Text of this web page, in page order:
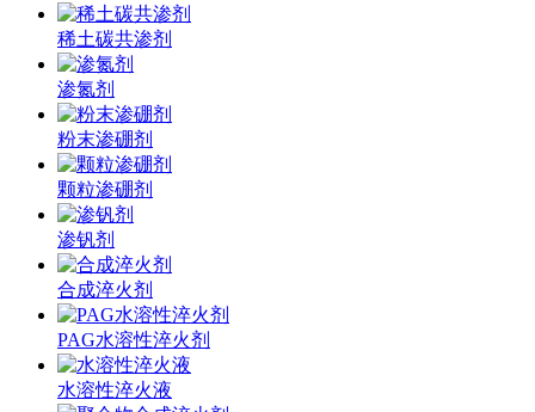
稀土碳共渗剂
渗氮剂
粉末渗硼剂
颗粒渗硼剂
渗钒剂
合成淬火剂
PAG水溶性淬火剂
水溶性淬火液